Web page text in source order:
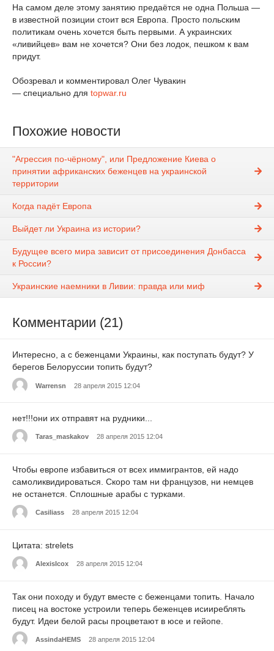
На самом деле этому занятию предаётся не одна Польша —
в известной позиции стоит вся Европа. Просто польским
политикам очень хочется быть первыми. А украинских
«ливийцев» вам не хочется? Они без лодок, пешком к вам
придут.
Обозревал и комментировал Олег Чувакин
— специально для topwar.ru
Похожие новости
"Агрессия по-чёрному", или Предложение Киева о
принятии африканских беженцев на украинской
территории
Когда падёт Европа
Выйдет ли Украина из истории?
Будущее всего мира зависит от присоединения Донбасса
к России?
Украинские наемники в Ливии: правда или миф
Комментарии (21)
Интересно, а с беженцами Украины, как поступать будут? У
берегов Белоруссии топить будут?
Warrensn 28 апреля 2015 12:04
нет!!!они их отправят на рудники...
Taras_maskakov 28 апреля 2015 12:04
Чтобы европе избавиться от всех иммигрантов, ей надо
самоликвидироваться. Скоро там ни французов, ни немцев
не останется. Сплошные арабы с турками.
Casiliass 28 апреля 2015 12:04
Цитата: strelets
AlexisIcox 28 апреля 2015 12:04
Так они походу и будут вместе с беженцами топить. Начало
писец на востоке устроили теперь беженцев исииреблять
будут. Идеи белой расы процветают в юсе и гейопе.
AssindaHEMS 28 апреля 2015 12:04